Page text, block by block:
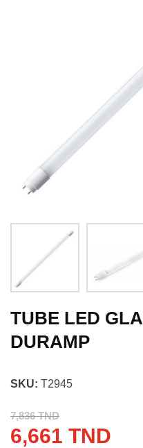
TUBE LED
DURAMP
SKU: T2945
7,836 TND
6,661 TND